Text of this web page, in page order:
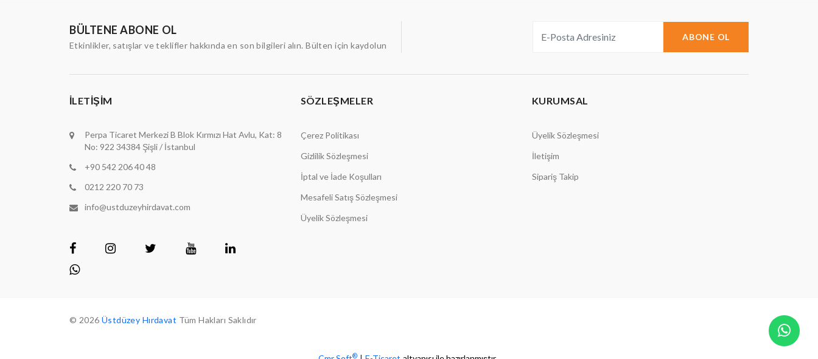
BÜLTENE ABONE OL
Etkinlikler, satışlar ve teklifler hakkında en son bilgileri alın. Bülten için kaydolun
ABONE OL
İLETIŞIM
Perpa Ticaret Merkezi B Blok Kırmızı Hat Avlu, Kat: 8
No: 922 34384 Şişli / İstanbul
+90 542 206 40 48
0212 220 70 73
info@ustduzeyhirdavat.com
SÖZLEŞMELER
Çerez Politikası
Gizlilik Sözleşmesi
İptal ve İade Koşulları
Mesafeli Satış Sözleşmesi
Üyelik Sözleşmesi
KURUMSAL
Üyelik Sözleşmesi
İletişim
Sipariş Takip
© 2026 Üstdüzey Hırdavat Tüm Hakları Saklıdır
®